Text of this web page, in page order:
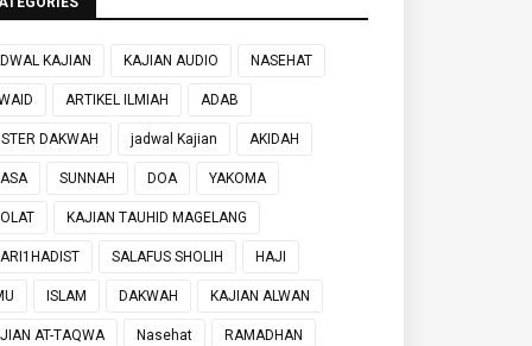
KAJIAN KAJIAN AUDIO NASEHAT
ARTIKEL ILMIAH ADAB
DAKWAH jadwal Kajian AKIDAH
SUNNAH DOA YAKOMA
KAJIAN TAUHID MAGELANG
SALAFUS SHOLIH HAJI
ISLAM DAKWAH KAJIAN ALWAN
AT-TAQWA Nasehat RAMADHAN